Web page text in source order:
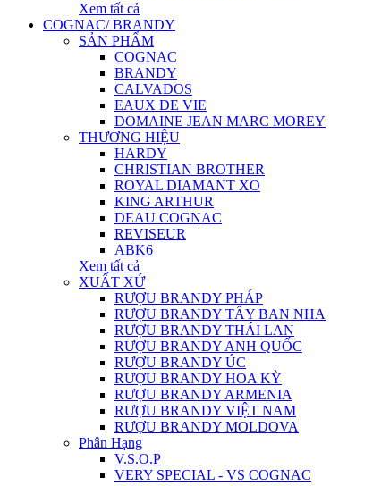
Xem tất cả
COGNAC/ BRANDY
SẢN PHẨM
COGNAC
BRANDY
CALVADOS
EAUX DE VIE
DOMAINE JEAN MARC MOREY
THƯƠNG HIỆU
HARDY
CHRISTIAN BROTHER
ROYAL DIAMANT XO
KING ARTHUR
DEAU COGNAC
REVISEUR
ABK6
Xem tất cả
XUẤT XỨ
RƯỢU BRANDY PHÁP
RƯỢU BRANDY TÂY BAN NHA
RƯỢU BRANDY THÁI LAN
RƯỢU BRANDY ANH QUỐC
RƯỢU BRANDY ÚC
RƯỢU BRANDY HOA KỲ
RƯỢU BRANDY ARMENIA
RƯỢU BRANDY VIỆT NAM
RƯỢU BRANDY MOLDOVA
Phân Hạng
V.S.O.P
VERY SPECIAL - VS COGNAC